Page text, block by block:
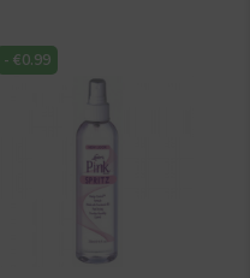
Kit
Regular
-€0.99